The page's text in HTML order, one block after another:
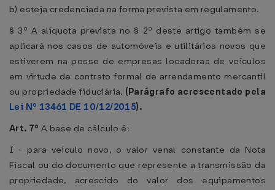
b) esteja credenciada na forma prevista em regulamento.
§ 3º A alíquota prevista no § 2º deste artigo também se
aplicará nos casos de automóveis e utilitários novos que
estiverem na posse de empresas locadoras de veículos
em virtude de contrato formal de arrendamento mercantil
ou propriedade fiduciária. (Parágrafo acrescentado pela
Lei Nº 13461 DE 10/12/2015).
Art. 7º A base de cálculo é:
I - para veículo novo, o valor venal constante da Nota
Fiscal ou do documento que represente a transmissão da
propriedade, acrescido do valor dos equipamentos